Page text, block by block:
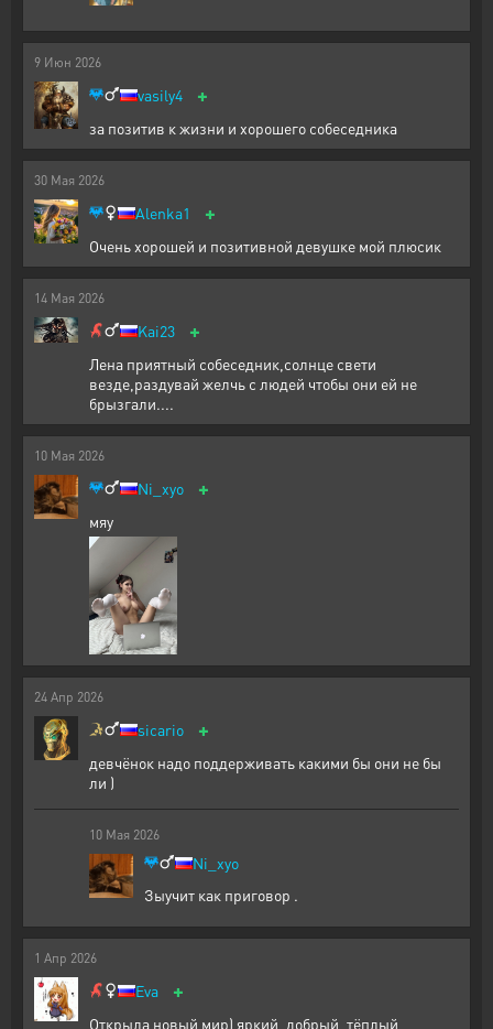
9 Июн 2026
vasily4 +
за позитив к жизни и хорошего собеседника
30 Мая 2026
Alenka1 +
Очень хорошей и позитивной девушке мой плюсик
14 Мая 2026
Kai23 +
Лена приятный собеседник,солнце свети
везде,раздувай желчь с людей чтобы они ей не
брызгали....
10 Мая 2026
Ni_xyo +
мяу
24 Апр 2026
sicario +
девчёнок надо поддерживать какими бы они не бы
ли )
10 Мая 2026
Ni_xyo
Зыучит как приговор .
1 Апр 2026
Eva +
Открыла новый мир) яркий, добрый, тёплый,